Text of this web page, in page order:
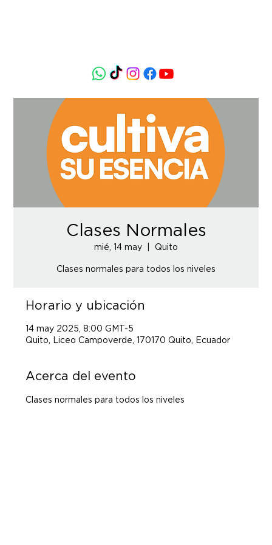
Clases Normales
mié, 14 may Quito
Clases normales para todos los niveles
Horario y ubicación
14 may 2025, 8:00 GMT-5
Quito, Liceo Campoverde, 170170 Quito, Ecuador
Acerca del evento
Clases normales para todos los niveles